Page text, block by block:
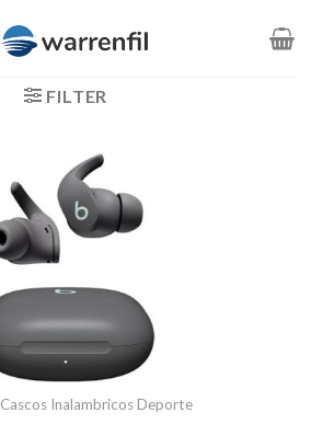
FILTER
Cascos Inalambricos Deporte